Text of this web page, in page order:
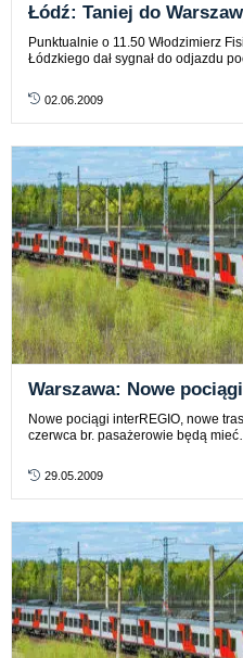
Łódź: Taniej do
Punktualnie o 11.50 Włodzimierz
Łódzkiego dał sygnał do odjazdu
02.06.2009
Warszawa: Nowe
Nowe pociągi interREGIO, nowe
czerwca br. pasażerowie będą mieć…
29.05.2009